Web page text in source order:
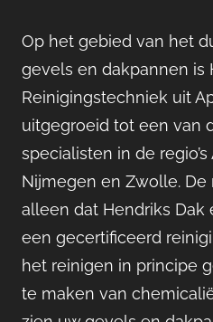
Op het gebied van het
gevels en dakpannen is
Reinigingstechniek uit
uitgegroeid tot een van
specialisten in de
Nijmegen en Zwolle.
alleen dat Hendriks Dak
een gecertificeerd
het reinigen in principe
te maken van